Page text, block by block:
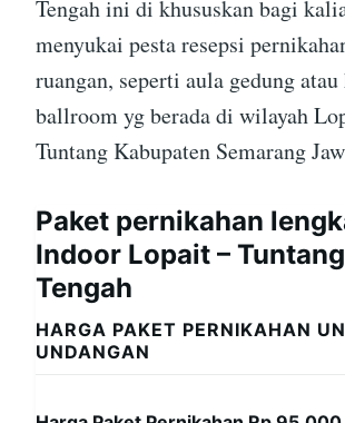
Tengah ini di khususkan bagi
menyukai pesta resepsi
ruangan, seperti aula gedung
ballroom yg berada di wilayah
Tuntang Kabupaten Semarang
Paket pernikahan
Indoor Lopait –
Tengah
HARGA PAKET PERNIKAHAN
UNDANGAN